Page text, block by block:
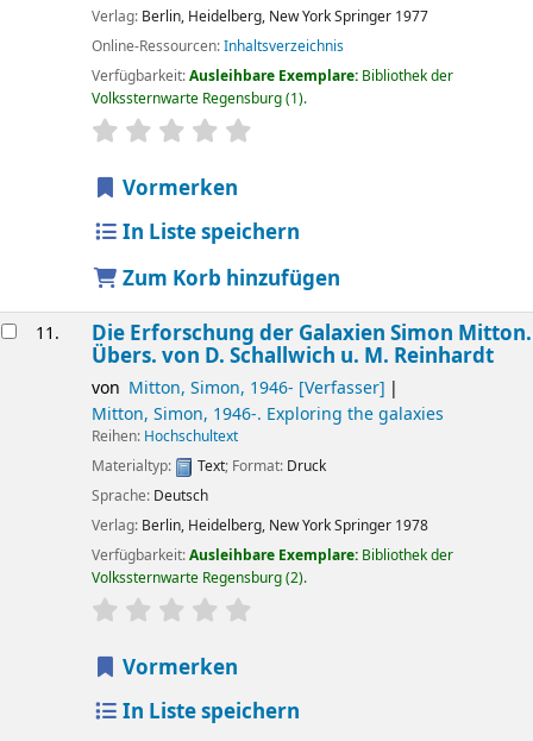
Verlag: Berlin, Heidelberg, New YorkSpringer 1977
Online-Ressourcen:Inhaltsverzeichnis
Verfügbarkeit:Ausleihbare Exemplare: Bibliothek der
Volkssternwarte Regensburg(1).
Sternchenbewertung
Vormerken
In Liste speichern
Zum Korb hinzufügen
11. Die Erforschung der Galaxien Simon Mitton.
Übers. von D. Schallwich u. M. Reinhardt
von Mitton, Simon, 1946- [Verfasser]
Mitton, Simon, 1946-. Exploring the galaxies
Reihen: Hochschultext
Materialtyp:
Text; Format: Druck
Sprache: Deutsch
Verlag: Berlin, Heidelberg, New YorkSpringer 1978
Verfügbarkeit:Ausleihbare Exemplare: Bibliothek der
Volkssternwarte Regensburg(2).
Sternchenbewertung
Vormerken
In Liste speichern